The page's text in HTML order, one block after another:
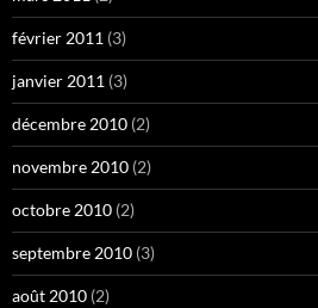
février 2011 (3)
janvier 2011 (3)
décembre 2010 (2)
novembre 2010 (2)
octobre 2010 (2)
septembre 2010 (3)
août 2010 (2)